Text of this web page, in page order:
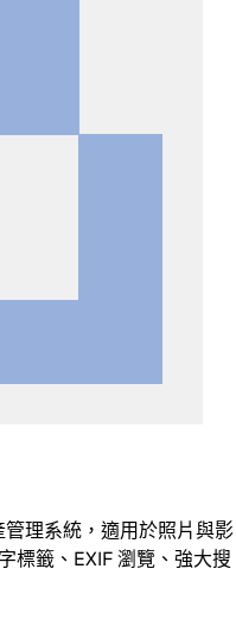
理系統，適用於照片與影
標籤、EXIF 瀏覽、強大搜